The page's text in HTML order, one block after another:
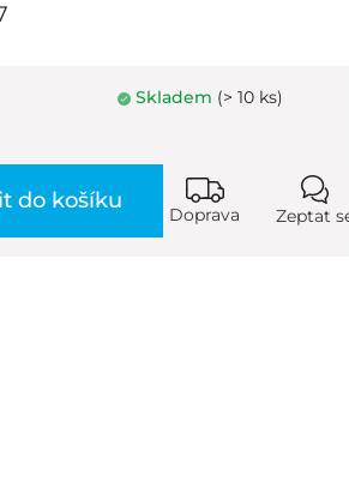
Skladem (> 10 ks)
do košíku
Doprava Zeptat